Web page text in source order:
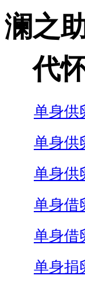
澜之
代
单身供
单身供
单身供
单身借
单身借
单身捐